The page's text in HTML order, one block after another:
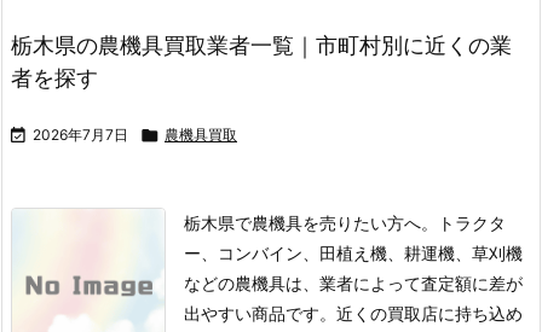

栃木県の農機具買取業者一覧｜市町村別に近くの業
者を探す
 2026年7月7日  農機具買取
栃木県で農機具を売りたい方へ。トラクタ
ー、コンバイン、田植え機、耕運機、草刈機
などの農機具は、業者によって査定額に差が
出やすい商品です。 近くの買取店に持ち込め